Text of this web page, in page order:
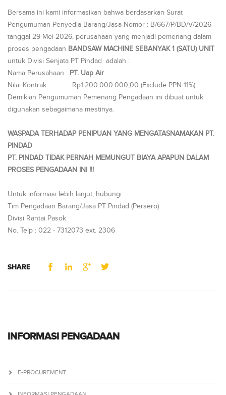
Bersama ini kami informasikan bahwa berdasarkan Surat
Pengumuman Penyedia Barang/Jasa Nomor : B/667/P/BD/V/2026
tanggal 29 Mei 2026, perusahaan yang menjadi pemenang dalam
proses pengadaan BANDSAW MACHINE SEBANYAK 1 (SATU) UNIT
untuk Divisi Senjata PT Pindad adalah :
Nama Perusahaan : PT. Uap Air
Nilai Kontrak : Rp1.200.000.000,00 (Exclude PPN 11%)
Demikian Pengumuman Pemenang Pengadaan ini dibuat untuk
digunakan sebagaimana mestinya.
WASPADA TERHADAP PENIPUAN YANG MENGATASNAMAKAN PT.
PINDAD
PT. PINDAD TIDAK PERNAH MEMUNGUT BIAYA APAPUN DALAM
PROSES PENGADAAN INI !!!
Untuk informasi lebih lanjut, hubungi :
Tim Pengadaan Barang/Jasa PT Pindad (Persero)
Divisi Rantai Pasok
No. Telp : 022 - 7312073 ext. 2306
SHARE
INFORMASI PENGADAAN
E-PROCUREMENT